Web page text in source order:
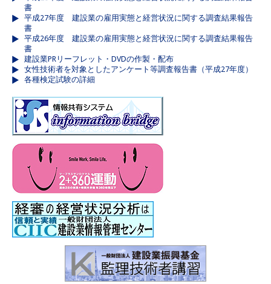
書
平成27年度 建設業の雇用実態と経営状況に関する調査結果報告
書
平成26年度 建設業の雇用実態と経営状況に関する調査結果報告
書
建設業PRリーフレット・DVDの作製・配布
女性技術者を対象としたアンケート等調査報告書（平成27年度）
各種検定試験の詳細